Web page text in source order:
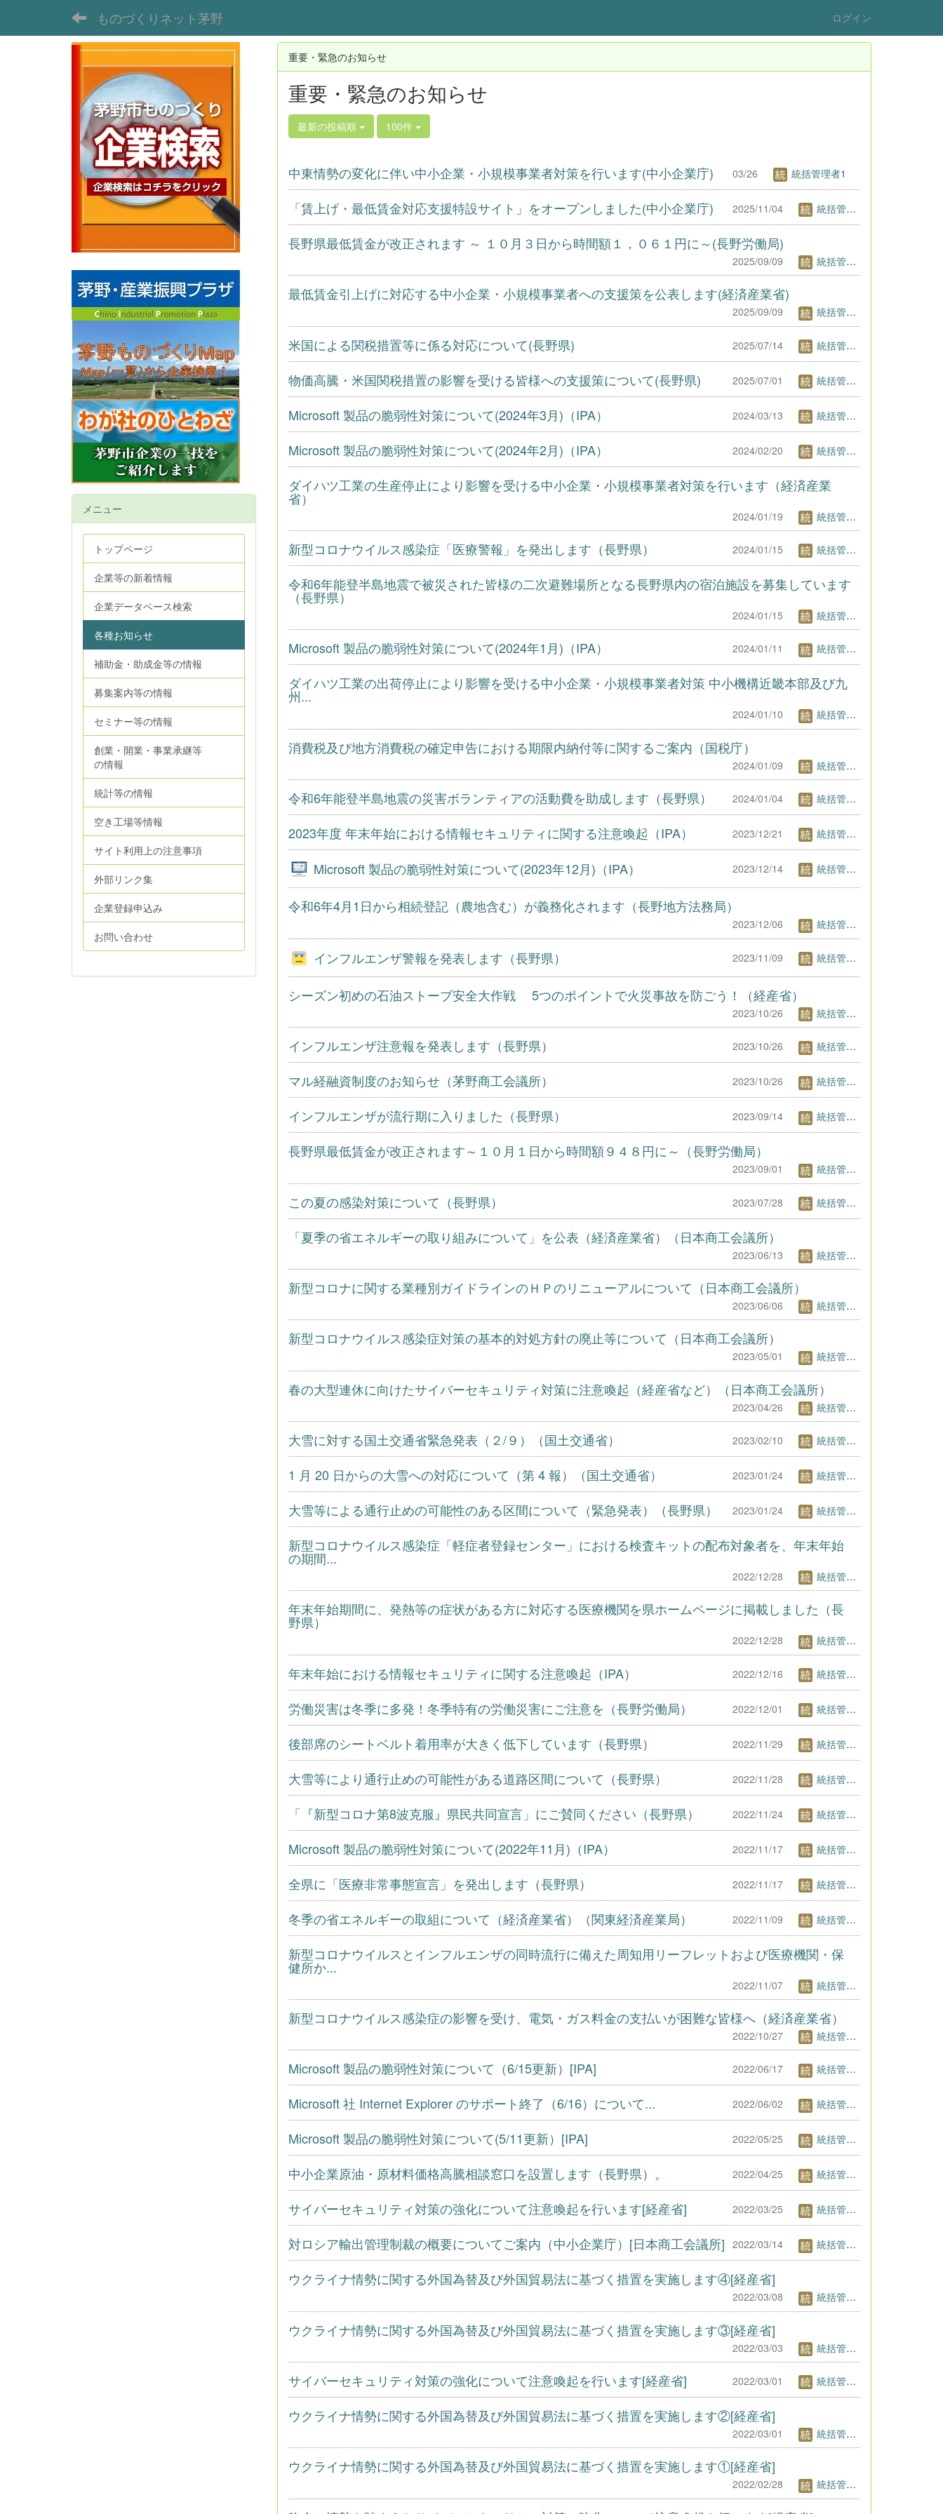
ものづくりネット茅野 ログイン
重要・緊急のお知らせ
重要・緊急のお知らせ
最新の投稿順 100件
中東情勢の変化に伴い中小企業・小規模事業者対策を行います(中小企業庁) 03/26 統括管理者1
「賃上げ・最低賃金対応支援特設サイト」をオープンしました(中小企業庁) 2025/11/04 統括管理者1
長野県最低賃金が改正されます ～ １０月３日から時間額１，０６１円に～(長野労働局)
2025/09/09 統括管理者1
最低賃金引上げに対応する中小企業・小規模事業者への支援策を公表します(経済産業省)
2025/09/09 統括管理者1
米国による関税措置等に係る対応について(長野県) 2025/07/14 統括管理者1
物価高騰・米国関税措置の影響を受ける皆様への支援策について(長野県) 2025/07/01 統括管理者1
Microsoft 製品の脆弱性対策について(2024年3月)（IPA） 2024/03/13 統括管理者1
Microsoft 製品の脆弱性対策について(2024年2月)（IPA） 2024/02/20 統括管理者1
ダイハツ工業の生産停止により影響を受ける中小企業・小規模事業者対策を行います（経済産業
省）
2024/01/19 統括管理者1
新型コロナウイルス感染症「医療警報」を発出します（長野県） 2024/01/15 統括管理者1
令和6年能登半島地震で被災された皆様の二次避難場所となる長野県内の宿泊施設を募集しています
（長野県）
2024/01/15 統括管理者1
Microsoft 製品の脆弱性対策について(2024年1月)（IPA） 2024/01/11 統括管理者1
ダイハツ工業の出荷停止により影響を受ける中小企業・小規模事業者対策 中小機構近畿本部及び九
州...
2024/01/10 統括管理者1
消費税及び地方消費税の確定申告における期限内納付等に関するご案内（国税庁）
2024/01/09 統括管理者1
令和6年能登半島地震の災害ボランティアの活動費を助成します（長野県） 2024/01/04 統括管理者1
2023年度 年末年始における情報セキュリティに関する注意喚起（IPA） 2023/12/21 統括管理者1
Microsoft 製品の脆弱性対策について(2023年12月)（IPA） 2023/12/14 統括管理者1
令和6年4月1日から相続登記（農地含む）が義務化されます（長野地方法務局）
2023/12/06 統括管理者1
インフルエンザ警報を発表します（長野県） 2023/11/09 統括管理者1
シーズン初めの石油ストーブ安全大作戦 5つのポイントで火災事故を防ごう！（経産省）
2023/10/26 統括管理者1
インフルエンザ注意報を発表します（長野県） 2023/10/26 統括管理者1
マル経融資制度のお知らせ（茅野商工会議所） 2023/10/26 統括管理者1
インフルエンザが流行期に入りました（長野県） 2023/09/14 統括管理者1
長野県最低賃金が改正されます～１０月１日から時間額９４８円に～（長野労働局）
2023/09/01 統括管理者1
この夏の感染対策について（長野県） 2023/07/28 統括管理者1
「夏季の省エネルギーの取り組みについて」を公表（経済産業省）（日本商工会議所）
2023/06/13 統括管理者1
新型コロナに関する業種別ガイドラインのＨＰのリニューアルについて（日本商工会議所）
2023/06/06 統括管理者1
新型コロナウイルス感染症対策の基本的対処方針の廃止等について（日本商工会議所）
2023/05/01 統括管理者1
春の大型連休に向けたサイバーセキュリティ対策に注意喚起（経産省など）（日本商工会議所）
2023/04/26 統括管理者1
大雪に対する国土交通省緊急発表（２/９）（国土交通省） 2023/02/10 統括管理者1
1 月 20 日からの大雪への対応について（第 4 報）（国土交通省） 2023/01/24 統括管理者1
大雪等による通行止めの可能性のある区間について（緊急発表）（長野県） 2023/01/24 統括管理者1
新型コロナウイルス感染症「軽症者登録センター」における検査キットの配布対象者を、年末年始
の期間...
2022/12/28 統括管理者1
年末年始期間に、発熱等の症状がある方に対応する医療機関を県ホームページに掲載しました（長
野県）
2022/12/28 統括管理者1
年末年始における情報セキュリティに関する注意喚起（IPA） 2022/12/16 統括管理者1
労働災害は冬季に多発！冬季特有の労働災害にご注意を（長野労働局） 2022/12/01 統括管理者1
後部席のシートベルト着用率が大きく低下しています（長野県） 2022/11/29 統括管理者1
大雪等により通行止めの可能性がある道路区間について（長野県） 2022/11/28 統括管理者1
「『新型コロナ第8波克服』県民共同宣言」にご賛同ください（長野県） 2022/11/24 統括管理者1
Microsoft 製品の脆弱性対策について(2022年11月)（IPA） 2022/11/17 統括管理者1
全県に「医療非常事態宣言」を発出します（長野県） 2022/11/17 統括管理者1
冬季の省エネルギーの取組について（経済産業省）（関東経済産業局） 2022/11/09 統括管理者1
新型コロナウイルスとインフルエンザの同時流行に備えた周知用リーフレットおよび医療機関・保
健所か...
2022/11/07 統括管理者1
新型コロナウイルス感染症の影響を受け、電気・ガス料金の支払いが困難な皆様へ（経済産業省）
2022/10/27 統括管理者1
Microsoft 製品の脆弱性対策について（6/15更新）[IPA] 2022/06/17 統括管理者1
Microsoft 社 Internet Explorer のサポート終了（6/16）について... 2022/06/02 統括管理者1
Microsoft 製品の脆弱性対策について(5/11更新）[IPA] 2022/05/25 統括管理者1
中小企業原油・原材料価格高騰相談窓口を設置します（長野県）。 2022/04/25 統括管理者1
サイバーセキュリティ対策の強化について注意喚起を行います[経産省] 2022/03/25 統括管理者1
対ロシア輸出管理制裁の概要についてご案内（中小企業庁）[日本商工会議所] 2022/03/14 統括管理者1
ウクライナ情勢に関する外国為替及び外国貿易法に基づく措置を実施します④[経産省]
2022/03/08 統括管理者1
ウクライナ情勢に関する外国為替及び外国貿易法に基づく措置を実施します③[経産省]
2022/03/03 統括管理者1
サイバーセキュリティ対策の強化について注意喚起を行います[経産省] 2022/03/01 統括管理者1
ウクライナ情勢に関する外国為替及び外国貿易法に基づく措置を実施します②[経産省]
2022/03/01 統括管理者1
ウクライナ情勢に関する外国為替及び外国貿易法に基づく措置を実施します①[経産省]
2022/02/28 統括管理者1
メニュー
トップページ
企業等の新着情報
企業データベース検索
各種お知らせ
補助金・助成金等の情報
募集案内等の情報
セミナー等の情報
創業・開業・事業承継等
の情報
統計等の情報
空き工場等情報
サイト利用上の注意事項
外部リンク集
企業登録申込み
お問い合わせ